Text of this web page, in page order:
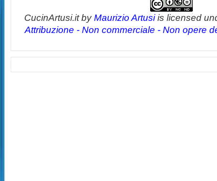
CucinArtusi.itbyMaurizio Artusiis licensed
Attribuzione - Non commerciale - Non opere